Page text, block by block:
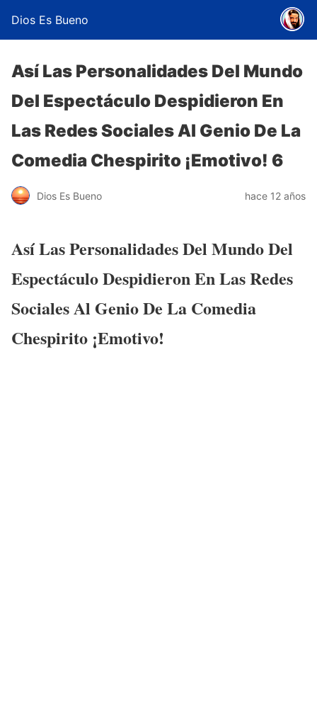
Dios Es Bueno
Así Las Personalidades Del Mundo
Del Espectáculo Despidieron En
Las Redes Sociales Al Genio De La
Comedia Chespirito ¡Emotivo! 6
Dios Es Bueno hace 12 años
Así Las Personalidades Del Mundo Del
Espectáculo Despidieron En Las Redes
Sociales Al Genio De La Comedia
Chespirito ¡Emotivo!